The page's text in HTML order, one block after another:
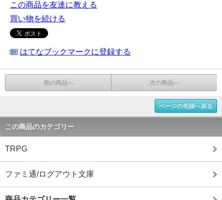
この商品を友達に教える
買い物を続ける
はてなブックマークに登録する
前の商品へ 次の商品へ
ページの先頭へ戻る
この商品のカテゴリー
TRPG
ファミ通/ログアウト文庫